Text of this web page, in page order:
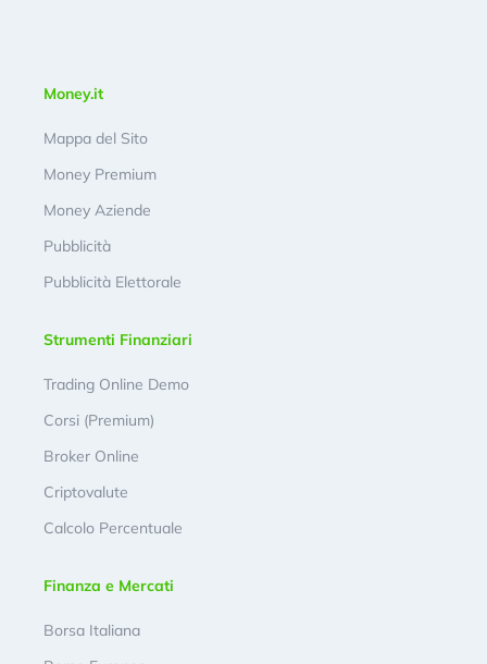
Money.it
Mappa del Sito
Money Premium
Money Aziende
Pubblicità
Pubblicità Elettorale
Strumenti Finanziari
Trading Online Demo
Corsi (Premium)
Broker Online
Criptovalute
Calcolo Percentuale
Finanza e Mercati
Borsa Italiana